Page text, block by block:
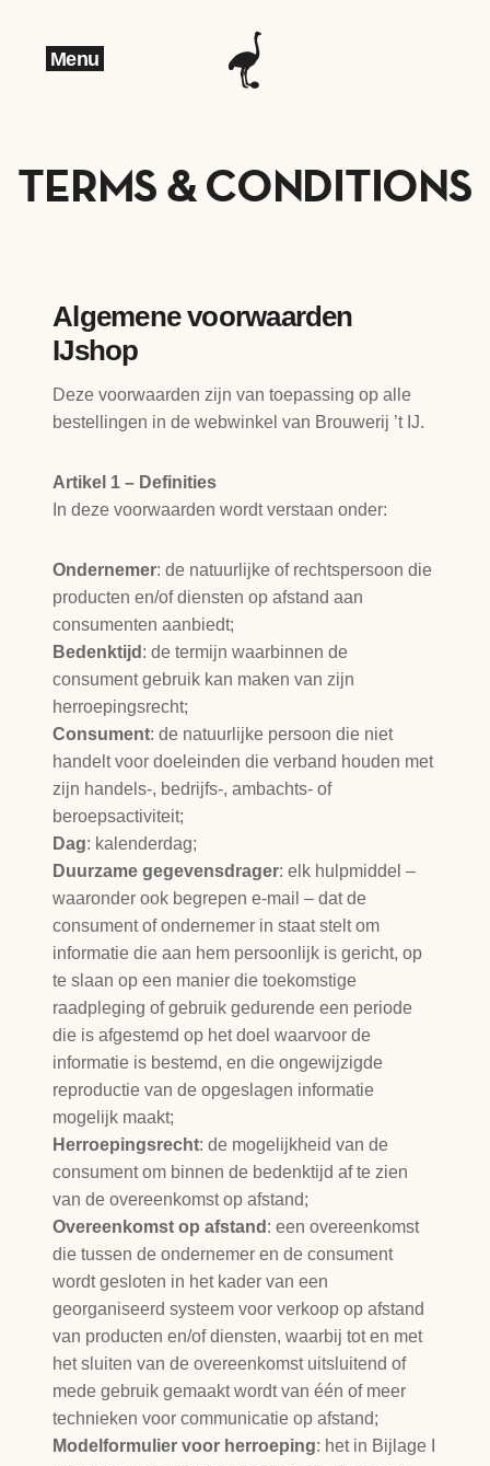
Menu
TERMS & CONDITIONS
Algemene voorwaarden
IJshop
Deze voorwaarden zijn van toepassing op alle
bestellingen in de webwinkel van Brouwerij ’t IJ.
Artikel 1 – Definities
In deze voorwaarden wordt verstaan onder:
Ondernemer: de natuurlijke of rechtspersoon die
producten en/of diensten op afstand aan
consumenten aanbiedt;
Bedenktijd : de termijn waarbinnen de
consument gebruik kan maken van zijn
herroepingsrecht;
Consument: de natuurlijke persoon die niet
handelt voor doeleinden die verband houden met
zijn handels-, bedrijfs-, ambachts- of
beroepsactiviteit;
Dag: kalenderdag;
Duurzame gegevensdrager: elk hulpmiddel –
waaronder ook begrepen e-mail – dat de
consument of ondernemer in staat stelt om
informatie die aan hem persoonlijk is gericht, op
te slaan op een manier die toekomstige
raadpleging of gebruik gedurende een periode
die is afgestemd op het doel waarvoor de
informatie is bestemd, en die ongewijzigde
reproductie van de opgeslagen informatie
mogelijk maakt;
Herroepingsrecht: de mogelijkheid van de
consument om binnen de bedenktijd af te zien
van de overeenkomst op afstand;
Overeenkomst op afstand : een overeenkomst
die tussen de ondernemer en de consument
wordt gesloten in het kader van een
georganiseerd systeem voor verkoop op afstand
van producten en/of diensten, waarbij tot en met
het sluiten van de overeenkomst uitsluitend of
mede gebruik gemaakt wordt van één of meer
technieken voor communicatie op afstand;
Modelformulier voor herroeping: het in Bijlage I